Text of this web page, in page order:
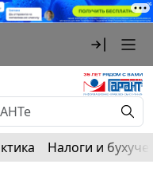
Налоги и